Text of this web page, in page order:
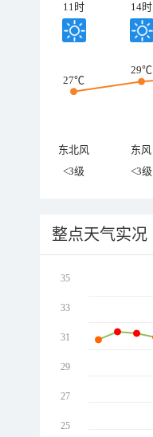
11时 14时
27℃
29℃
东北风 东风
<3级
<3级
整点天气实况
35
33
31
29
27
25